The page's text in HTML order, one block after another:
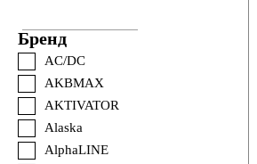
Бренд
AC/DC
AKBMAX
AKTIVATOR
Alaska
AlphaLINE